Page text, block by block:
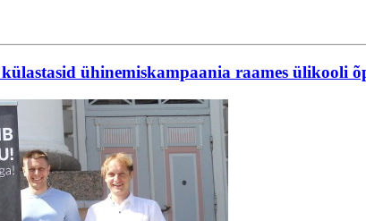
ühinemiskampaania raames ülikooli